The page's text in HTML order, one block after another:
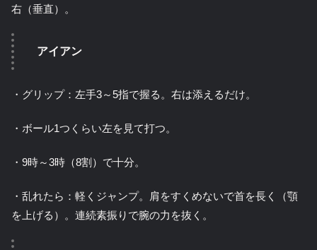
右（垂直）。
アイアン
・グリップ：左手3～5指で握る。右は添えるだけ。
・ボール1つくらい左を見て打つ。
・9時～3時（8割）で十分。
・乱れたら：軽くジャンプ。肩をすくめないで首を長く（顎
を上げる）。連続素振りで腕の力を抜く。